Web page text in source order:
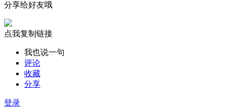
分享给好友哦
点我复制链接
我也说一句
评论
收藏
分享
登录